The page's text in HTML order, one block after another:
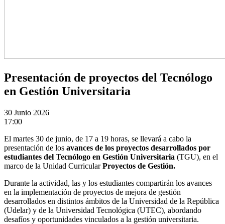
Presentación de proyectos del Tecnólogo
en Gestión Universitaria
30 Junio 2026
17:00
El martes 30 de junio, de 17 a 19 horas, se llevará a cabo la
presentación de los avances de los proyectos desarrollados por
estudiantes del Tecnólogo en Gestión Universitaria (TGU), en el
marco de la Unidad CurricularProyectos de Gestión.
Durante la actividad, las y los estudiantes compartirán los avances
en la implementación de proyectos de mejora de gestión
desarrollados en distintos ámbitos de la Universidad de la República
(Udelar) y de la Universidad Tecnológica (UTEC), abordando
desafíos y oportunidades vinculados a la gestión universitaria.